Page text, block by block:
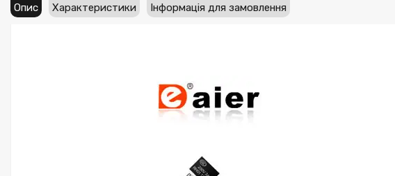
Опис Характеристики Інформація для замовлення